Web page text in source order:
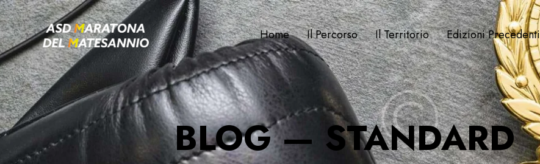
Home Il Percorso Il Territorio Edizioni Precedenti
BLOG — STANDARD